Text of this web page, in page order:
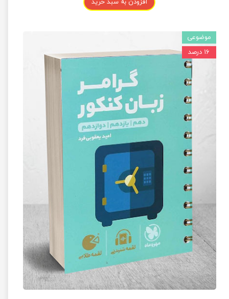
افزودن به سبد خرید
موضوعی
۱۶ درصد